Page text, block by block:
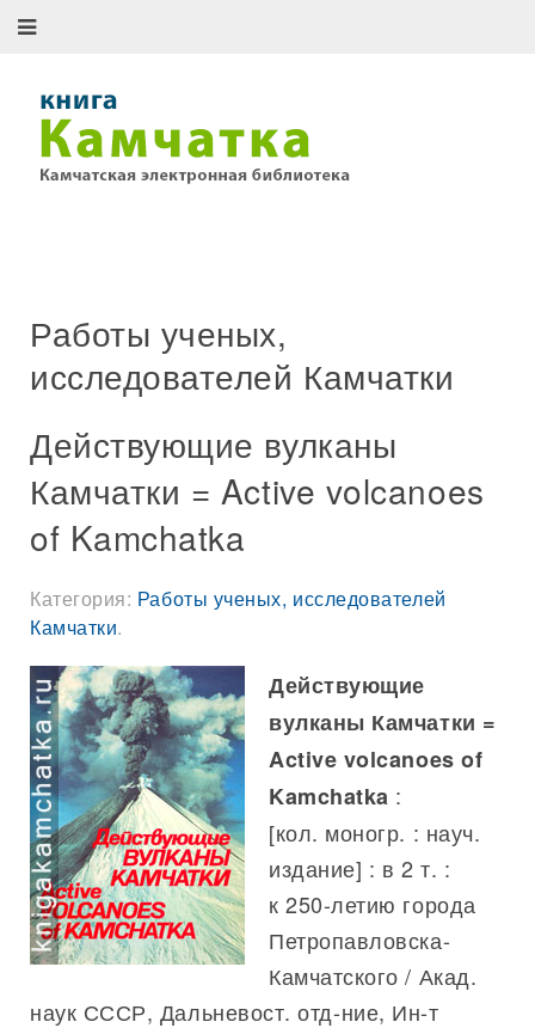
Работы ученых,
исследователей Камчатки
Действующие вулканы
Камчатки = Active volcanoes
of Kamchatka
Категория: Работы ученых, исследователей
Камчатки.
Действующие
вулканы Камчатки =
Active volcanoes of
Kamchatka :
[кол. моногр. : науч.
издание] : в 2 т. :
к 250-летию города
Петропавловска-
Камчатского / Акад.
наук СССР, Дальневост. отд-ние, Ин-т